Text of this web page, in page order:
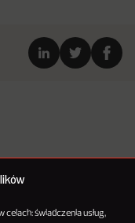
świadczenia usług,